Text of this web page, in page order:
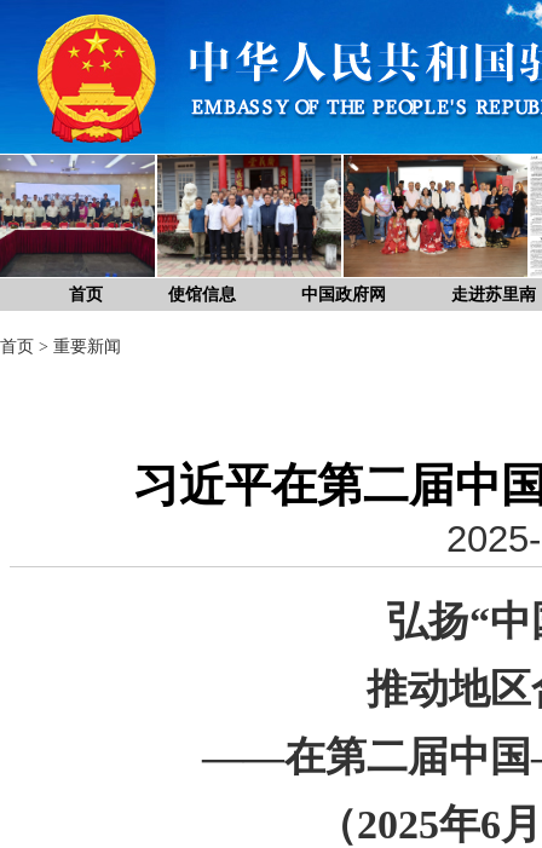
首页 使馆信息 中国政府网 走进苏里南
首页 > 重要新闻
习近平在第二届中
弘扬“
推动地
——在第二届中国
（2025年6